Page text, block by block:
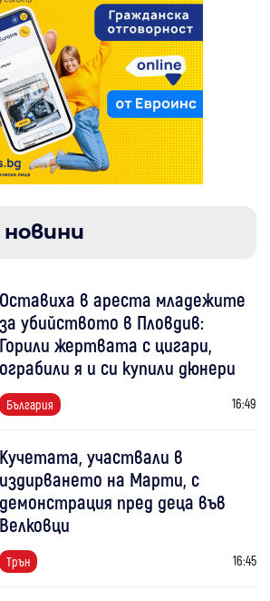
Оставиха в ареста младежите
за убийството в Пловдив:
Горили жертвата с цигари,
ограбили я и си купили дюнери
България 16:49
Кучетата, участвали в
издирването на Марти, с
демонстрация пред деца във
Велковци
Трън 16:45